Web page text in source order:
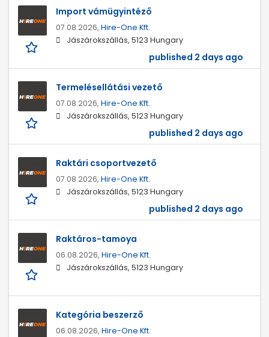
Import vámügyintéző
07.08.2026, Hire-One Kft.
Jászárokszállás, 5123 Hungary
published 2 days ago
Termelésellátási vezető
07.08.2026, Hire-One Kft.
Jászárokszállás, 5123 Hungary
published 2 days ago
Raktári csoportvezető
07.08.2026, Hire-One Kft.
Jászárokszállás, 5123 Hungary
published 2 days ago
Raktáros-tamoya
06.08.2026, Hire-One Kft.
Jászárokszállás, 5123 Hungary
Kategória beszerző
06.08.2026, Hire-One Kft.